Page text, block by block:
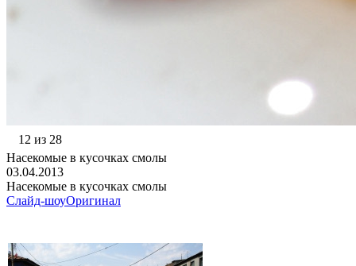
12 из 28
Насекомые в кусочках смолы
03.04.2013
Насекомые в кусочках смолы
Слайд-шоуОригинал